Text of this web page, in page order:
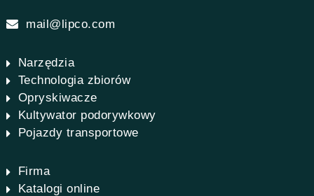
mail@lipco.com
Narzędzia
Technologia zbiorów
Opryskiwacze
Kultywator podorywkowy
Pojazdy transportowe
Firma
Katalogi online